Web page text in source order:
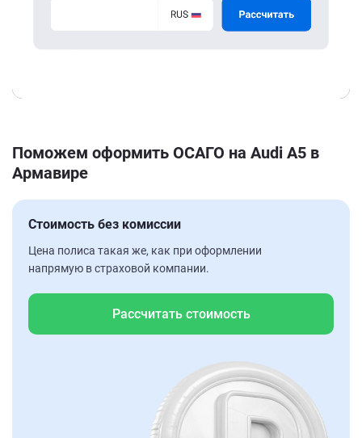
Поможем оформить ОСАГО на Audi A5 в
Армавире
Стоимость без комиссии
Цена полиса такая же, как при оформлении
напрямую в страховой компании.
Рассчитать стоимость